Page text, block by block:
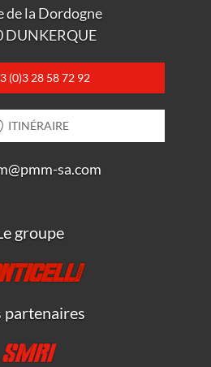
de la Dordogne
DUNKERQUE
(0)3 28 58 72 92
ITINÉRAIRE
sa.com
groupe
partenaires